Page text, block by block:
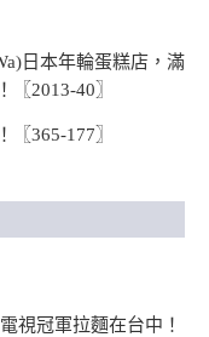
日本年輪蛋糕店，滿
〖2013-40〗
〖365-177〗
視冠軍拉麵在台中！